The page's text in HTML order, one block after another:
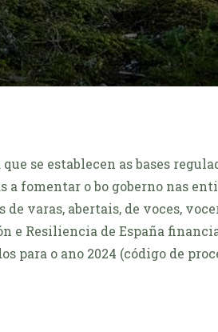
que se establecen as bases
fomentar o bo goberno nas
varas, abertais, de voces,
e Resiliencia de España
para o ano 2024 (código de